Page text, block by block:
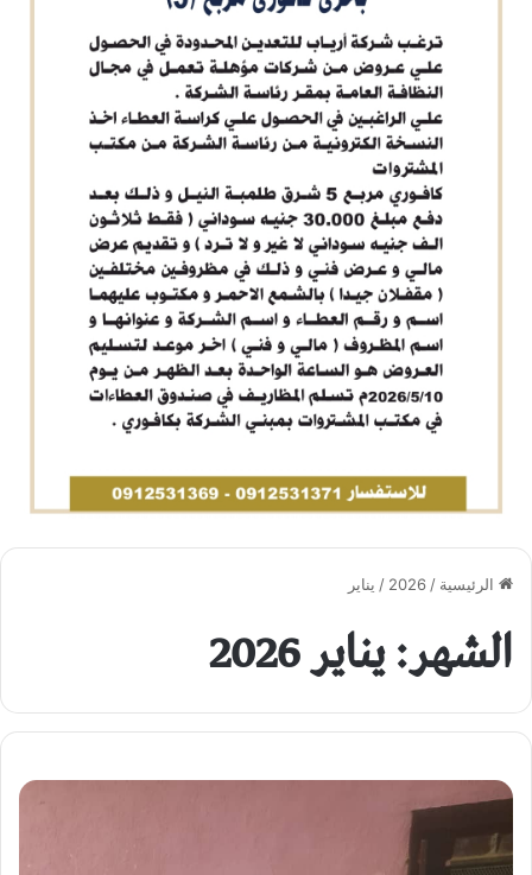
الرئيسية /
2026
/ يناير
الشهر: يناير 2026